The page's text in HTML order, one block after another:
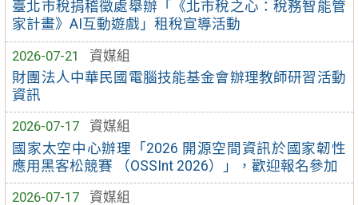
臺北市稅捐稽徵處舉辦「《北市稅之心：稅務智能管
家計畫》AI互動遊戲」租稅宣導活動
2026-07-21
資媒組
財團法人中華民國電腦技能基金會辦理教師研習活動
資訊
2026-07-17
資媒組
國家太空中心辦理「2026 開源空間資訊於國家韌性
應用黑客松競賽 （OSSInt 2026）」，歡迎報名參加
2026-07-17
資媒組